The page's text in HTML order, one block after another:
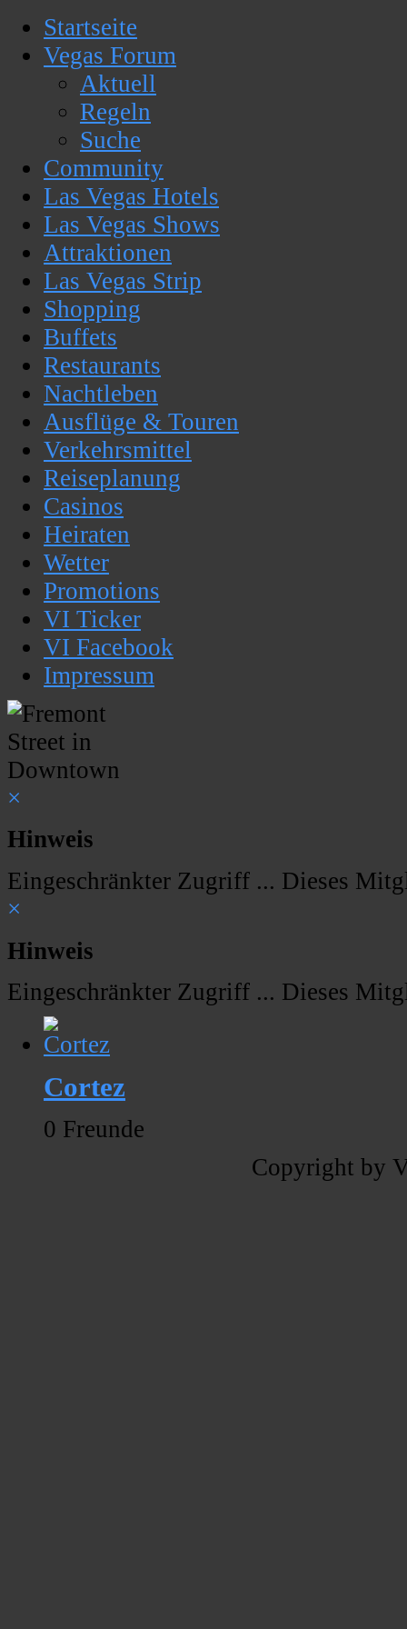
Startseite
Vegas Forum
Aktuell
Regeln
Suche
Community
Las Vegas Hotels
Las Vegas Shows
Attraktionen
Las Vegas Strip
Shopping
Buffets
Restaurants
Nachtleben
Ausflüge & Touren
Verkehrsmittel
Reiseplanung
Casinos
Heiraten
Wetter
Promotions
VI Ticker
VI Facebook
Impressum
×
Hinweis
Eingeschränkter Zugriff ... Dieses
×
Hinweis
Eingeschränkter Zugriff ... Dieses
Cortez
0 Freunde
Copyright by